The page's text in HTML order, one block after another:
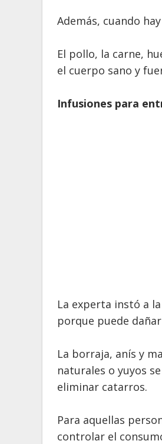
Además, cuando
El pollo, la carne,
el cuerpo sano y
Infusiones para
La experta instó a
porque puede
La borraja, anís y
naturales o yuyos
eliminar catarros.
Para aquellas
controlar el